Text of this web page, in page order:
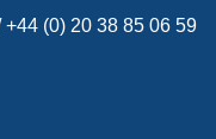
(0) 20 38 85 06 59